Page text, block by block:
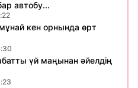
автобу...
кен орнында өрт
үй маңынан әйелдің